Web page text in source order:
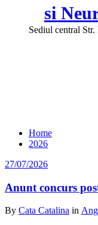
si
Sediul central
Home
2026
27/07/2026
Anunt concurs
By Cata Catalina in